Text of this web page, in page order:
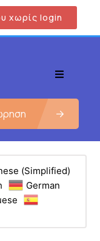
χωρίς login
(Simplified)
German